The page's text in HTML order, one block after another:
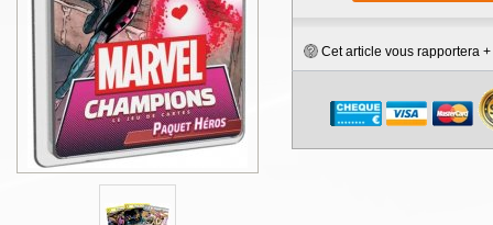
Cet article vous rapportera +